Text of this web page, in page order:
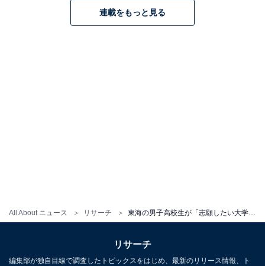
All About ニュース リサーチ
関西の高校生が選ぶ「志願したい大学」ランキング！ 2
位「近畿大」、1位は？ 【2022年】
連載をもっと見る
リサーチ
編集部が独自目線で調査したトピックスをはじめ、最新のリリース情報、ト